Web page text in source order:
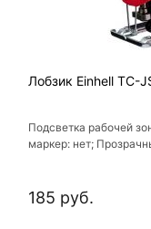
Лобзик Einhell TC-
Подсветка рабочей
маркер: нет;
185 руб.